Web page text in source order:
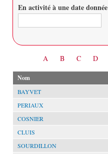
En activité à une date donnée
A B C D
Nom
BAYVET
PERIAUX
COSNIER
CLUIS
SOURDILLON